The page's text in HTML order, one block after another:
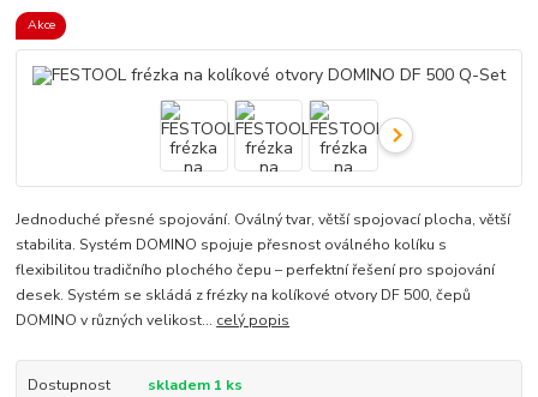
Akce
Jednoduché přesné spojování. Oválný tvar, větší spojovací plocha, větší
stabilita. Systém DOMINO spojuje přesnost oválného kolíku s
flexibilitou tradičního plochého čepu – perfektní řešení pro spojování
desek. Systém se skládá z frézky na kolíkové otvory DF 500, čepů
DOMINO v různých velikost... celý popis
Dostupnost
skladem 1 ks